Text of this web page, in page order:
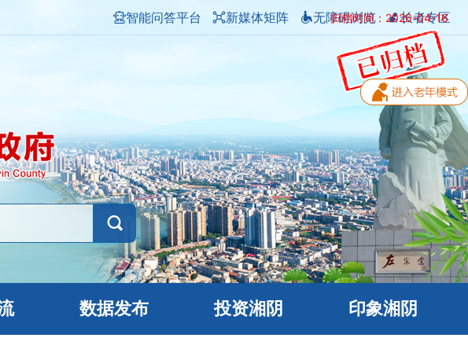
归档时间：2026-04-16
智能问答平台 新媒体矩阵 无障碍浏览 长者专区
数据发布 投资湘阴 印象湘阴